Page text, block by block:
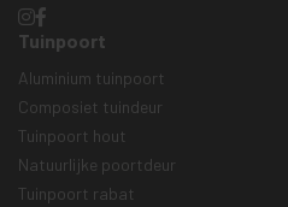
Tuinpoort
Aluminium tuinpoort
Composiet tuindeur
Tuinpoort hout
Natuurlijke poortdeur
Tuinpoort rabat